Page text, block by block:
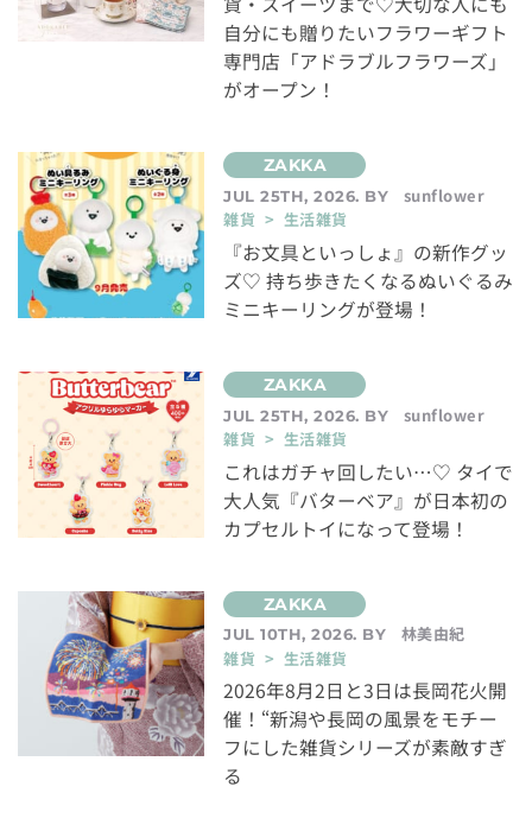
自分にも贈りたいフラワーギフト
専門店「アドラブルフラワーズ」
がオープン！
JUL 25TH, 2026. BY
sunflower
雑貨 > 生活雑貨
『お文具といっしょ』の新作グッ
ズ♡ 持ち歩きたくなるぬいぐるみ
ミニキーリングが登場！
JUL 25TH, 2026. BY
sunflower
雑貨 > 生活雑貨
これはガチャ回したい…♡ タイで
大人気『バターベア』が日本初の
カプセルトイになって登場！
JUL 10TH, 2026. BY
林美由紀
雑貨 > 生活雑貨
2026年8月2日と3日は長岡花火開
催！“新潟や長岡の風景をモチー
フにした雑貨シリーズが素敵すぎ
る